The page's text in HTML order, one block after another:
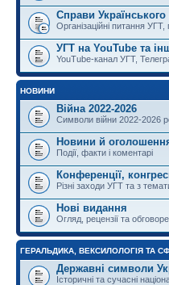
Справи
Організаційні питання
УГТ на YouTube та
YouTube-канал УГТ,
НОВИНИ
Війна 2022-2026
Символи війни 2022-2026
Новини й
Події, факти і коментарі
Конференції,
Різні заходи УГТ та з
Нові видання
Огляд, рецензії та
ГЕРАЛЬДИКА, ВЕКСИЛОЛОГІЯ ТА
Державні символи
Історичні та сучасні